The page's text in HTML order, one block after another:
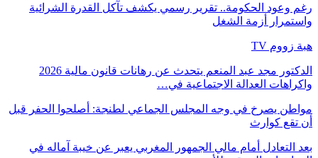
رغم وعود الحكومة.. تقرير رسمي يكشف تآكل القدرة الشرائية
واستمرار أزمة الشغل
هبة زووم TV
الدكتور مجد عبد المنعم يتحدث عن رهانات قانون مالية 2026
واكراهات العدالة الاجتماعية في…
مواطن يصرخ في وجه المجلس الجماعي لطنجة: أصلحوا الحفر قبل
أن تقع كوارث
بعد التعادل أمام مالي الجمهور المغربي يعبر عن خيبة آماله في